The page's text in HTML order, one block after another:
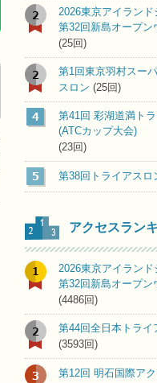
2
2026東京アイランド
第32回新島オープン
(25回)
2
第1回東京羽村スー
スロン (25回)
4
第41回 彩湖道満ト
(ATCカップ大会)
(23回)
5 第38回トライアスロ
アクセスラン
1
2026東京アイランド
第32回新島オープン
(4486回)
2
第44回全日本トライ
(3593回)
3 第12回 明石国際ア